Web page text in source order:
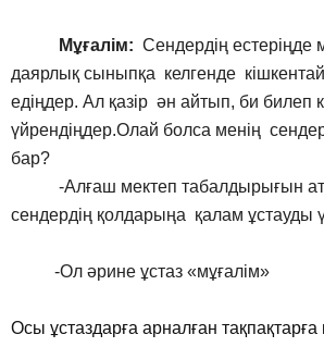
Мұғалім: Сендердің
даярлық сыныпқа келгенде кішкентай
едіңдер. Ал қазір ән айтып, би билеп
үйрендіңдер.Олай болса менің
бар?
-Алғаш мектеп табалдырығын
сендердің қолдарыңа қалам ұстауды
-Ол әрине ұстаз «мұғалім»
Осы ұстаздарға арналған тақпақтарға